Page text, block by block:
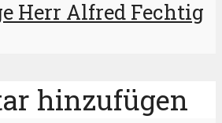
Herr Alfred Fechtig
hinzufügen